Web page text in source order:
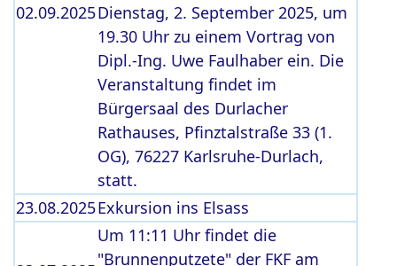
02.09.2025Dienstag, 2. September 2025, um
19.30 Uhr zu einem Vortrag von
Dipl.-Ing. Uwe Faulhaber ein. Die
Veranstaltung findet im
Bürgersaal des Durlacher
Rathauses, Pfinztalstraße 33 (1.
OG), 76227 Karlsruhe-Durlach,
statt.
23.08.2025Exkursion ins Elsass
Um 11:11 Uhr findet die
"Brunnenputzete" der FKF am